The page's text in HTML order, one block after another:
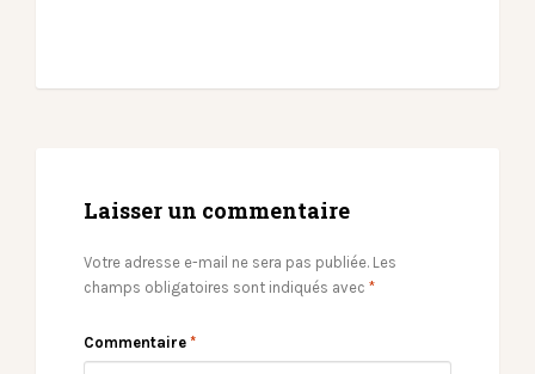
Laisser un commentaire
Votre adresse e-mail ne sera pas publiée. Les
champs obligatoires sont indiqués avec *
Commentaire *